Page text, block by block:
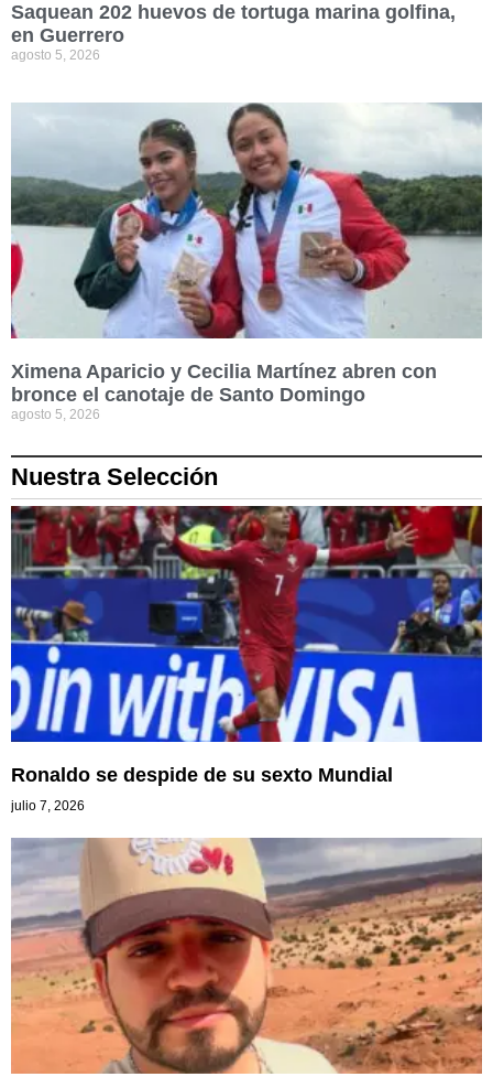
Saquean 202 huevos de tortuga marina golfina,
en Guerrero
agosto 5, 2026
Ximena Aparicio y Cecilia Martínez abren con
bronce el canotaje de Santo Domingo
agosto 5, 2026
Nuestra Selección
Ronaldo se despide de su sexto Mundial
julio 7, 2026